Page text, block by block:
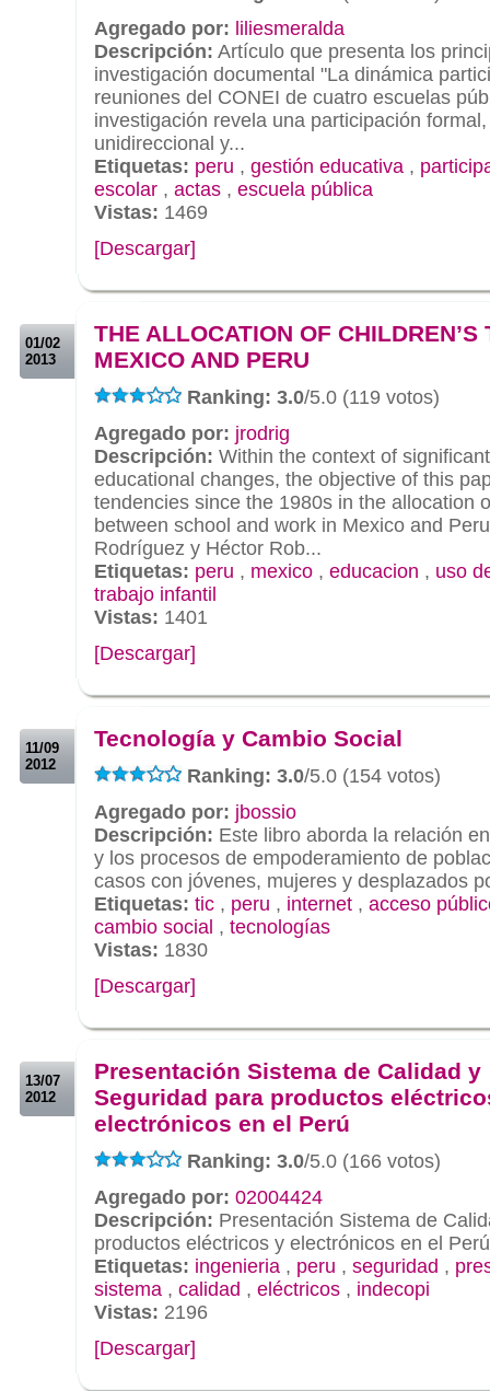
Agregado por: liliesmeralda
Descripción: Artículo que presenta los
investigación documental "La dinámica
reuniones del CONEI de cuatro escuelas
investigación revela una participación
unidireccional y...
Etiquetas: peru , gestión educativa ,
escolar , actas , escuela pública
Vistas: 1469
[Descargar]
01/02
2013
THE ALLOCATION OF CHILDREN’S
MEXICO AND PERU
Ranking: 3.0/5.0 (119 votos)
Agregado por: jrodrig
Descripción: Within the context of
educational changes, the objective of this
tendencies since the 1980s in the allocation
between school and work in Mexico and
Rodríguez y Héctor Rob...
Etiquetas: peru , mexico , educacion , uso
trabajo infantil
Vistas: 1401
[Descargar]
11/09
2012
Tecnología y Cambio Social
Ranking: 3.0/5.0 (154 votos)
Agregado por: jbossio
Descripción: Este libro aborda la relación
y los procesos de empoderamiento de
casos con jóvenes, mujeres y desplazados
Etiquetas: tic , peru , internet , acceso
cambio social , tecnologías
Vistas: 1830
[Descargar]
13/07
2012
Presentación Sistema de Calidad y
Seguridad para productos
electrónicos en el Perú
Ranking: 3.0/5.0 (166 votos)
Agregado por: 02004424
Descripción: Presentación Sistema de
productos eléctricos y electrónicos en el Perú
Etiquetas: ingenieria , peru , seguridad ,
sistema , calidad , eléctricos , indecopi
Vistas: 2196
[Descargar]